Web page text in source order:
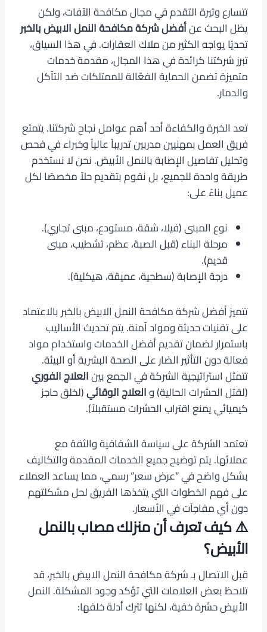
تتسارع وتيرة التقدم في مجال مكافحة الآفات، ولكن
يظل البحث عنأفضل شركة مكافحة النمل الابيض بالخبر
تحديًا يواجه الكثير من ملاك العقارات. في هذا السياق،
تبرز شركتنا كرائدة في هذا المجال، مقدمة خدمات
متميزة تضمن الحماية الفعّالة للممتلكات ضد التآكل
والدمار.
تعد الخبرة والكفاءة أحد أهم عوامل نجاح شركتنا. يتمتع
فريق العمل بمهنيين مدربين تدريباً عالياً وخبراء في فحص
وتحليل تفاصيل الإصابة بالنمل الأبيض. نحن لا نستخدم
طريقة واحدة للجميع، بل نقوم بتقديم حلاً مخصصًا لكل
عميل بناءً على:
نوع المبنى (فيلا، شقة، مستودع، مبنى تجاري).
مرحلة البناء (قبل الصبة، عظم، تشطيب، مبنى
قديم).
درجة الإصابة (سطحية، عميقة، هيكلية).
تتميز أفضل شركة مكافحة النمل الابيض بالخبر بالاعتماد
على تقنيات حديثة ومواد آمنة. يتم تحديث الأساليب
باستمرار لضمان تقديم أفضل الخدمات واستخدام مواد
فعالة دون التأثير الضار على الصحة البشرية أو البيئة.
تتمثل استراتيجية الشركة في الجمع بينالعلاج الفوري
(لقتل الحشرات الحالية) والعلاج الوقائي(لخلق حاجز
كيميائي يمنع اقتراب الحشرات مستقبلاً).
تعتمد الشركة على سياسة الشفافية والثقة مع
عملائها. يتم توضيح جميع الخدمات المقدمة والتكاليف
بشكل واضح في “عرض سعر” رسمي، مما يساعد العملاء
على فهم الخطوات التي يتخذها الفريق لحل مشكلتهم
دون أي مفاجآت في الأسعار.
⚠️ كيف تعرف أن منزلك مصاب بالنمل
الأبيض؟
قبل الاتصال بـ شركة مكافحة النمل الابيض بالخبر، قد
تلاحظ بعض العلامات التي تؤكد وجود المشكلة. النمل
الأبيض حشرة خفية، لكنها تترك أدلة خلفها: